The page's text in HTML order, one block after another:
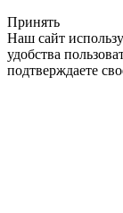
Принять
Наш сайт
удобства
подтверждаете